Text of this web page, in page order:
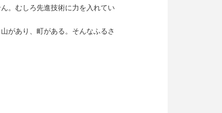
。むしろ先進技術に力を入れてい
があり、町がある。そんなふるさ